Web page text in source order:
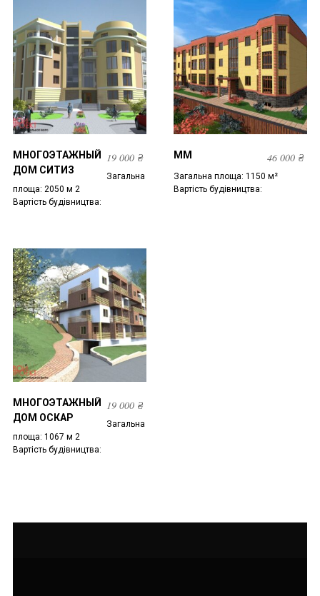
МНОГОЭТАЖНЫЙ
ДОМ СИТИЗ
19 000₴
Загальна
площа: 2050 м 2
Вартість будівництва:
ММ 46 000 ₴
Загальна площа: 1150 м²
Вартість будівництва:
МНОГОЭТАЖНЫЙ
ДОМ ОСКАР
19 000₴
Загальна
площа: 1067 м 2
Вартість будівництва: